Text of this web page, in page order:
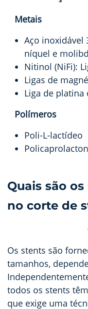
Metais
Aço inoxidável
níquel e
Nitinol (NiFi):
Ligas de
Liga de platina
Polímeros
Poli-L-lactídeo
Quais são
no corte de
Os stents são
tamanhos,
todos os stents
que exige uma